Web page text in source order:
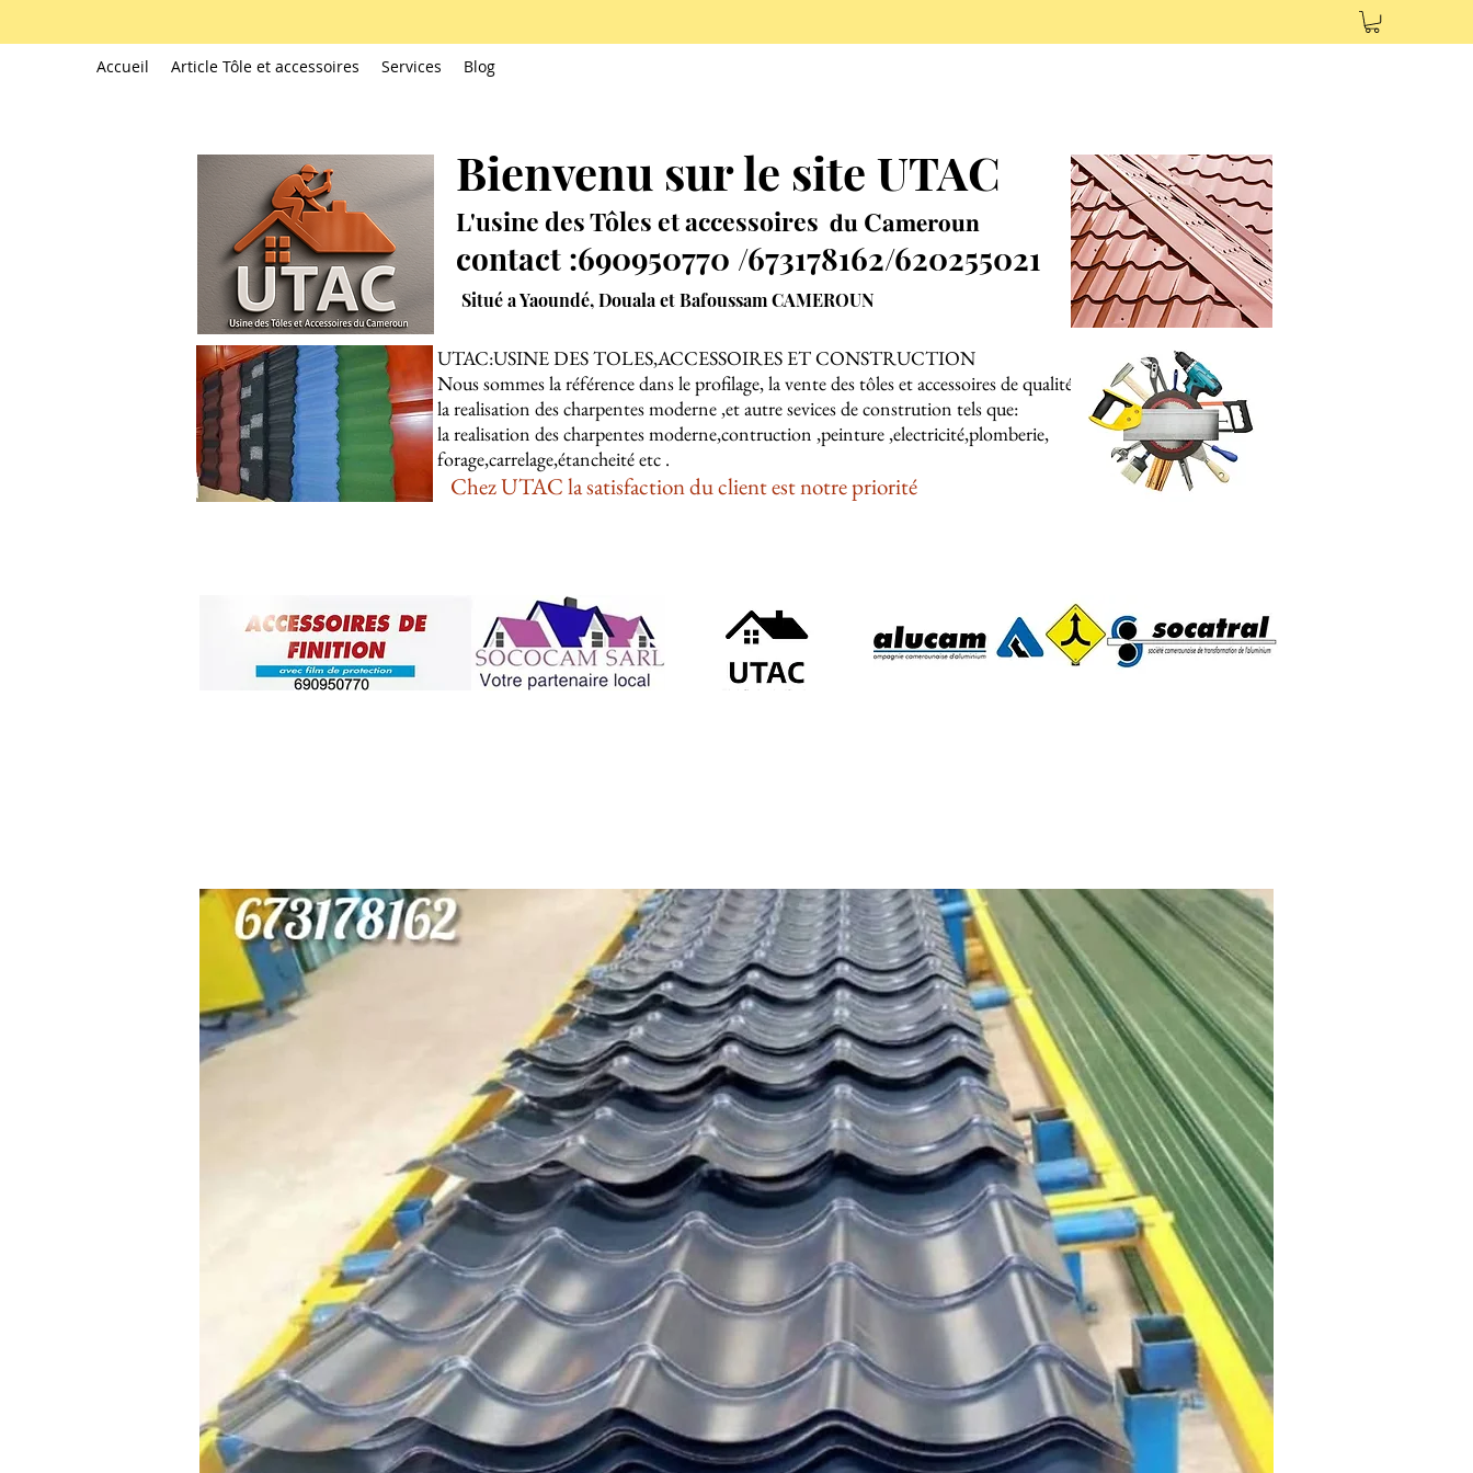
Accueil Article Tôle et accessoires Services Blog
Bienvenu sur le site UTAC
L'usine des Tôles et accessoires 𝐝𝐮 𝐂𝐚𝐦𝐞𝐫𝐨𝐮𝐧
contact :690950770 /673178162/620255021
Situé a Yaoundé, Douala et Bafoussam CAMEROUN
UTAC:USINE DES TOLES,ACCESSOIRES ET CONSTRUCTION
Nous sommes la référence dans le profilage, la vente des tôles et accessoires de qualité,
la realisation des charpentes moderne ,et autre sevices de constrution tels que:
la realisation des charpentes moderne,contruction ,peinture ,electricité,plomberie,
forage,carrelage,étancheité etc .
Chez UTAC la satisfaction du client est notre priorité